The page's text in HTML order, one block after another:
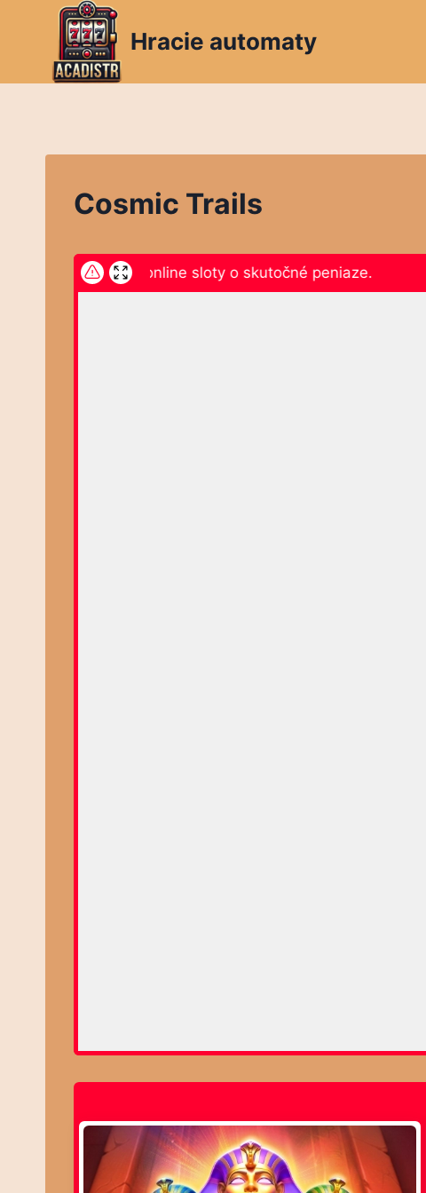
Hracie automaty
Cosmic Trails
sem a hrajte online sloty o skutočné peniaze.